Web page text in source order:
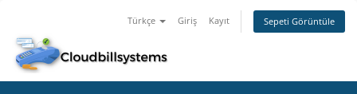
Türkçe Giriş Kayıt Sepeti Görüntüle